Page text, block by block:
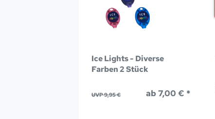
Ice Lights - Diverse
Farben 2 Stück
UVP 9,95 € ab 7,00 € *